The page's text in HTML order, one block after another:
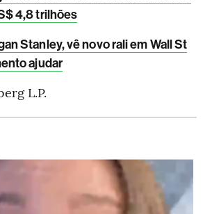
4,8 trilhões
Stanley, vê novo rali em Wall St
ajudar
L.P.